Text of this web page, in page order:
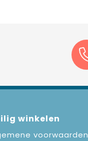
winkelen
voorwaarden